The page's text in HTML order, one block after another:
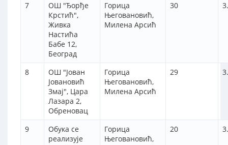
7
ОШ "Ђорђе
Крстић",
Живка
Настића
Бабе 12,
Београд
Горица
Његовановић,
Милена Арсић
30
8
ОШ "Јован
Јовановић
Змај", Цара
Лазара 2,
Обреновац
Горица
Његовановић,
Милена Арсић
29
9
Обука се
реализује
Горица
Његовановић,
20